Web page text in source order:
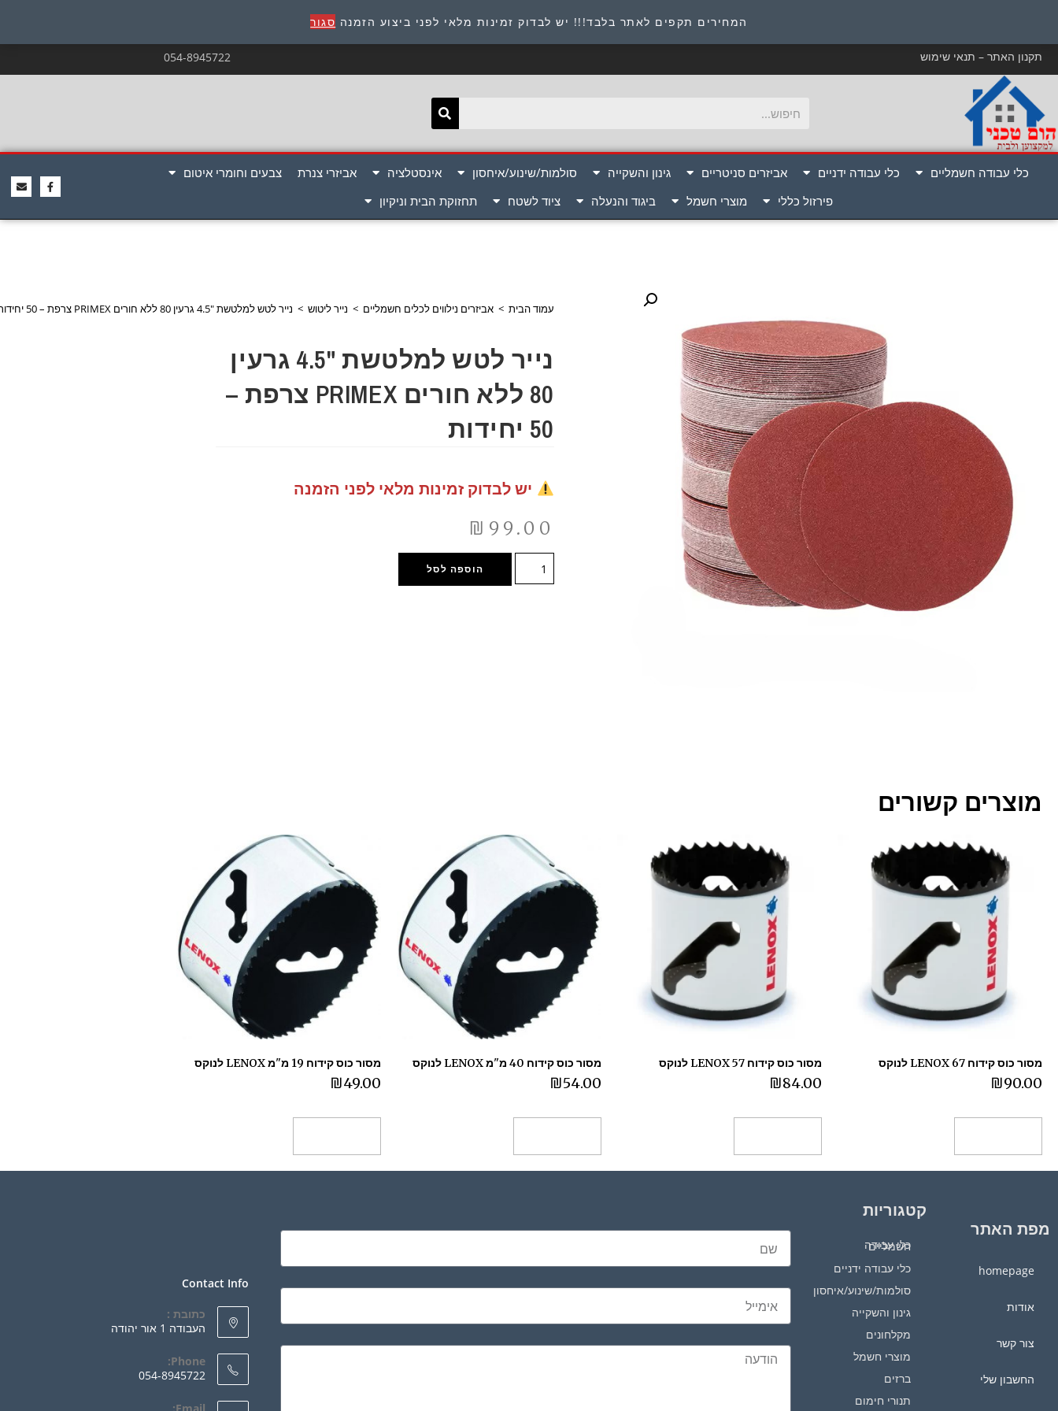
המחירים תקפים לאתר בלבד!!! יש לבדוק זמינות מלאי לפני ביצוע הזמנה סגור כתובת : היוזמים 9 אור יהודה שירות לקוחות 054-8945722
תקנון האתר – תנאי שימוש 054-8945722
כלי עבודה חשמליים כלי עבודה ידניים אביזרים סניטריים גינון והשקייה סולמות/שינוע/איחסון אינסטלציה אביזרי צנרת
צבעים וחומרי איטום
פירזול כללי
מוצרי חשמל ביגוד והנעלה ציוד לשטח תחזוקת הבית וניקיון
עמוד הבית > אביזרים נילווים לכלים חשמליים > נייר ליטוש > נייר לטש למלטשת "4.5 גרעין 80 ללא חורים PRIMEX צרפת – 50 יחידות
נייר לטש למלטשת "4.5 גרעין
80 ללא חורים PRIMEX צרפת –
50 יחידות
יש לבדוק זמינות מלאי לפני הזמנה
₪ 99.00
הוספה לסל
מוצרים קשורים
מסור כוס קידוח 67 LENOX לנוקס
₪90.00
מסור כוס קידוח 57 LENOX לנוקס
₪84.00
מסור כוס קידוח 40 מ"מ LENOX לנוקס
₪54.00
מסור כוס קידוח 19 מ"מ LENOX לנוקס
₪49.00
מפת האתר
homepage
אודות
צור קשר
החשבון שלי
קטגוריות
כלי עבודה חשמליים
כלי עבודה ידניים
סולמות/שינוע/איחסון
גינון והשקייה
מקלחונים
מוצרי חשמל
ברזים
תנורי חימום
Contact Info
כתובת :
העבודה 1 אור יהודה
Phone:
054-8945722